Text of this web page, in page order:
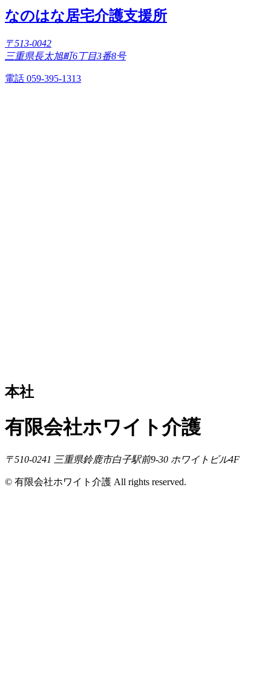
なのはな居宅介護支援所
〒513-0042
三重県長太旭町6丁目3番8号
電話 059-395-1313
本社
有限会社ホワイト介護
〒510-0241 三重県鈴鹿市白子駅前9-30 ホワイトビル4F
© 有限会社ホワイト介護 All rights reserved.